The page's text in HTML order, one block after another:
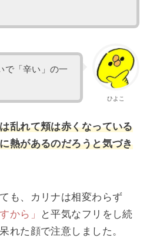
ひよこ
で「辛い」の一
乱れて頬は赤くなっている
熱があるのだろうと気づき
も、カリナは相変わらず
から」
と平気なフリをし続
れた顔で注意しました。